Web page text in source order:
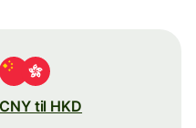
CNY til HKD